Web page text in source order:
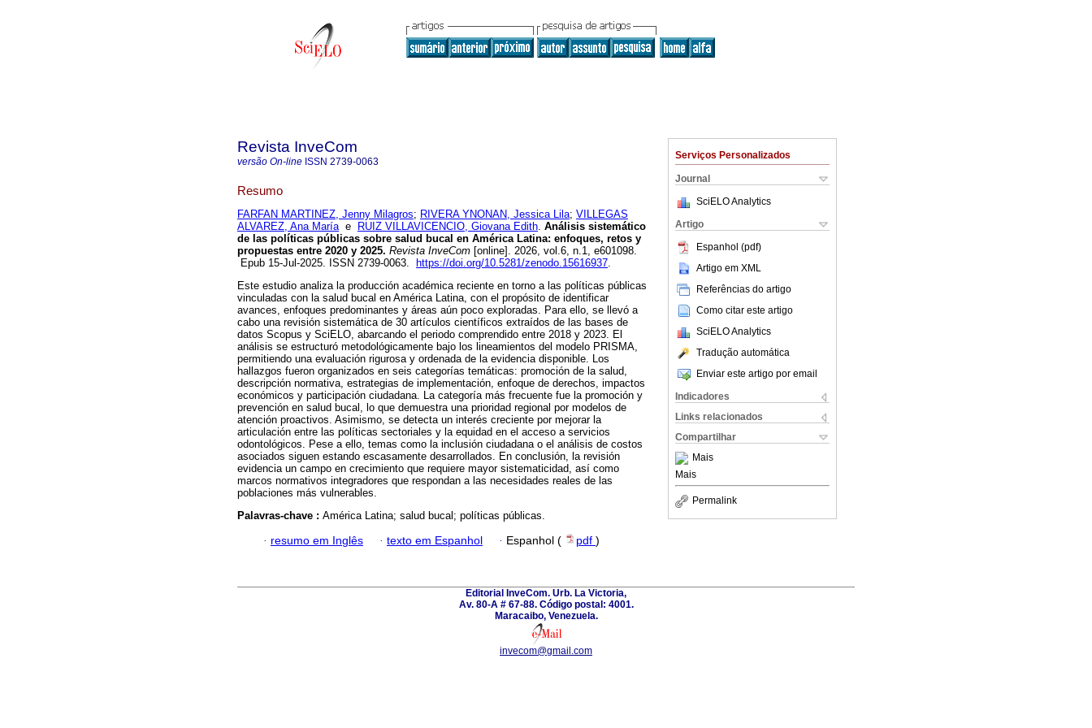
Serviços Personalizados
Journal
SciELO Analytics
Artigo
Espanhol (pdf)
Artigo em XML
Referências do artigo
Como citar este artigo
SciELO Analytics
Tradução automática
Enviar este artigo por email
Indicadores
Links relacionados
Compartilhar
Mais
Mais
Permalink
Revista InveCom
versão On-line ISSN 2739-0063
Resumo
FARFAN MARTINEZ, Jenny Milagros; RIVERA YNONAN, Jessica Lila; VILLEGAS
ALVAREZ, Ana Maríae RUIZ VILLAVICENCIO, Giovana Edith. Análisis sistemático
de las políticas públicas sobre salud bucal en América Latina: enfoques, retos y
propuestas entre 2020 y 2025. Revista InveCom [online]. 2026, vol.6, n.1, e601098.
Epub 15-Jul-2025. ISSN 2739-0063.
https://doi.org/10.5281/zenodo.15616937.
Este estudio analiza la producción académica reciente en torno a las políticas públicas
vinculadas con la salud bucal en América Latina, con el propósito de identificar
avances, enfoques predominantes y áreas aún poco exploradas. Para ello, se llevó a
cabo una revisión sistemática de 30 artículos científicos extraídos de las bases de
datos Scopus y SciELO, abarcando el periodo comprendido entre 2018 y 2023. El
análisis se estructuró metodológicamente bajo los lineamientos del modelo PRISMA,
permitiendo una evaluación rigurosa y ordenada de la evidencia disponible. Los
hallazgos fueron organizados en seis categorías temáticas: promoción de la salud,
descripción normativa, estrategias de implementación, enfoque de derechos, impactos
económicos y participación ciudadana. La categoría más frecuente fue la promoción y
prevención en salud bucal, lo que demuestra una prioridad regional por modelos de
atención proactivos. Asimismo, se detecta un interés creciente por mejorar la
articulación entre las políticas sectoriales y la equidad en el acceso a servicios
odontológicos. Pese a ello, temas como la inclusión ciudadana o el análisis de costos
asociados siguen estando escasamente desarrollados. En conclusión, la revisión
evidencia un campo en crecimiento que requiere mayor sistematicidad, así como
marcos normativos integradores que respondan a las necesidades reales de las
poblaciones más vulnerables.
Palavras-chave : América Latina; salud bucal; políticas públicas.
· resumo em Inglês · texto em Espanhol · Espanhol ( pdf )
Editorial InveCom. Urb. La Victoria,
Av. 80-A # 67-88. Código postal: 4001.
Maracaibo, Venezuela.
invecom@gmail.com